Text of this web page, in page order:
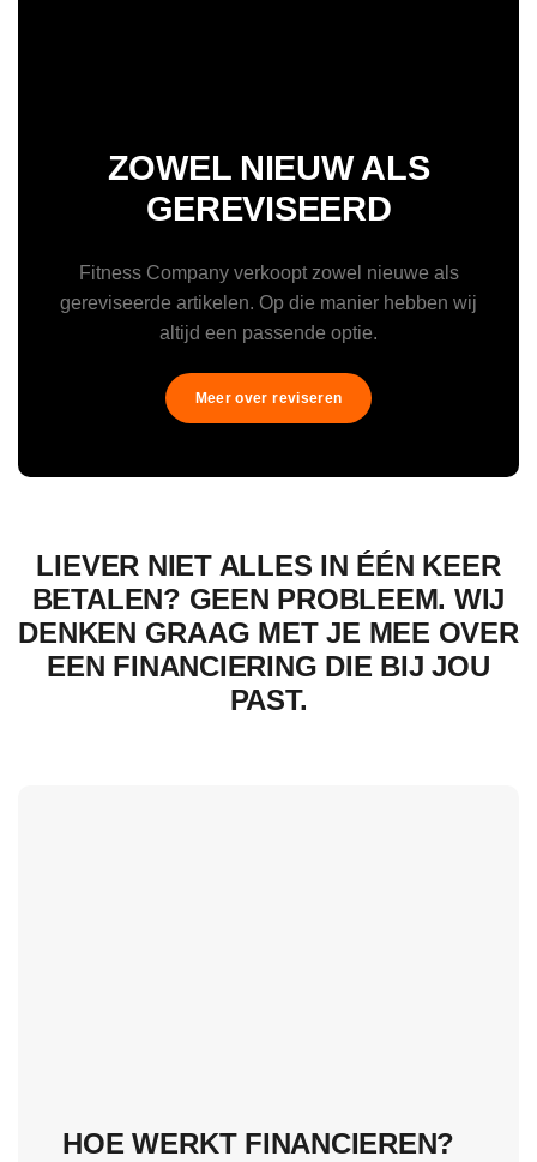
ZOWEL NIEUW ALS
GEREVISEERD
Fitness Company verkoopt zowel nieuwe als
gereviseerde artikelen. Op die manier hebben wij
altijd een passende optie.
Meer over reviseren
LIEVER NIET ALLES IN ÉÉN KEER
BETALEN? GEEN PROBLEEM. WIJ
DENKEN GRAAG MET JE MEE OVER
EEN FINANCIERING DIE BIJ JOU
PAST.
HOE WERKT FINANCIEREN?